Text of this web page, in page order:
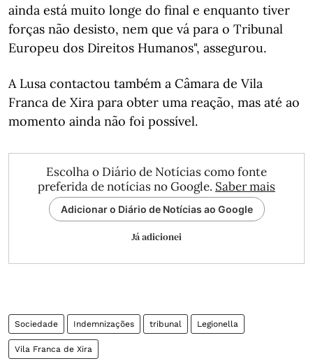
ainda está muito longe do final e enquanto tiver
forças não desisto, nem que vá para o Tribunal
Europeu dos Direitos Humanos", assegurou.
A Lusa contactou também a Câmara de Vila
Franca de Xira para obter uma reação, mas até ao
momento ainda não foi possível.
Escolha o Diário de Notícias como fonte
preferida de notícias no Google. Saber mais
Adicionar o Diário de Notícias ao Google
Já adicionei
Sociedade Indemnizações tribunal Legionella
Vila Franca de Xira